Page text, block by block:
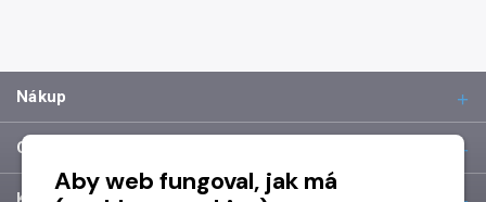
Nákup
O společnosti
Aby web fungoval, jak má